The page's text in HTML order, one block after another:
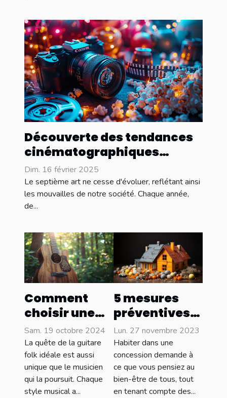
Découverte des tendances
cinématographiques
émergentes pour l'année
Dim. 16 février 2025
Le septième art ne cesse d'évoluer, reflétant ainsi
les mouvailles de notre société. Chaque année,
de...
Comment
choisir une
guitare folk
adaptée à
votre style
musical
Sam. 19 octobre 2024
La quête de la guitare
folk idéale est aussi
unique que le musicien
qui la poursuit. Chaque
style musical a...
5 mesures
préventives
pour réduire
les risques de
sinistres
dans une
maison
Lun. 27 novembre 2023
Habiter dans une
concession demande à
ce que vous pensiez au
bien-être de tous, tout
en tenant compte des...